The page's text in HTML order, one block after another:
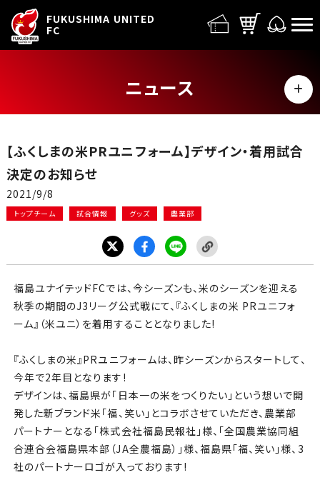
FUKUSHIMA UNITED
FC
ニュース
MENU
イベント
グッズ
チケット
アカデミー・スクール
農業部
まちづくり
【ふくしまの米PRユニフォーム】デザイン・着用試合
決定のお知らせ
2021/9/8
トップチーム 試合情報 グッズ 農業部
福島ユナイテッドFCでは、今シーズンも、米のシーズンを迎える
秋季の期間のJ3リーグ公式戦にて、『ふくしまの米 PRユニフォ
ーム』（米ユニ）を着用することとなりました!
『ふくしまの米』PRユニフォームは、昨シーズンからスタートして、
今年で2年目となります!
デザインは、福島県が「日本一の米をつくりたい」という想いで開
発した新ブランド米「福、笑い」とコラボさせていただき、農業部
パートナーとなる「株式会社福島民報社 」様、「全国農業協同組
合連合会福島県本部（JA全農福島） 」様、福島県「福、笑い」様、3
社のパートナーロゴが入っております!